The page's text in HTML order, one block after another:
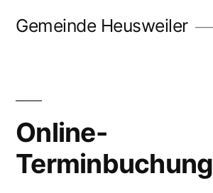
Gemeinde Heusweiler
Online-
Terminbuchung